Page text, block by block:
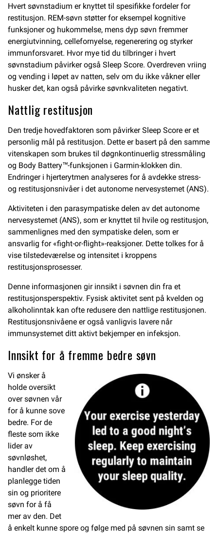
Hvert søvnstadium er knyttet til spesifikke fordeler for
restitusjon. REM-søvn støtter for eksempel kognitive
funksjoner og hukommelse, mens dyp søvn fremmer
energiutvinning, cellefornyelse, regenerering og styrker
immunforsvaret. Hvor mye tid du tilbringer i hvert
søvnstadium påvirker også Sleep Score. Overdreven vriing
og vending i løpet av natten, selv om du ikke våkner eller
husker det, kan også påvirke søvnkvaliteten negativt.
Nattlig restitusjon
Den tredje hovedfaktoren som påvirker Sleep Score er et
personlig mål på restitusjon. Dette er basert på den samme
vitenskapen som brukes til døgnkontinuerlig stressmåling
og Body Battery™-funksjonen i Garmin-klokken din.
Endringer i hjerterytmen analyseres for å avdekke stress-
og restitusjonsnivåer i det autonome nervesystemet (ANS).
Aktiviteten i den parasympatiske delen av det autonome
nervesystemet (ANS), som er knyttet til hvile og restitusjon,
sammenlignes med den sympatiske delen, som er
ansvarlig for «fight-or-flight»-reaksjoner. Dette tolkes for å
vise tilstedeværelse og intensitet i kroppens
restitusjonsprosesser.
Denne informasjonen gir innsikt i søvnen din fra et
restitusjonsperspektiv. Fysisk aktivitet sent på kvelden og
alkoholinntak kan ofte redusere den nattlige restitusjonen.
Restitusjonsnivåene er også vanligvis lavere når
immunsystemet ditt aktivt bekjemper en infeksjon.
Innsikt for å fremme bedre søvn
Vi ønsker å
holde oversikt
over søvnen vår
for å kunne sove
bedre. For de
fleste som ikke
lider av
søvnløshet,
handler det om å
planlegge tiden
sin og prioritere
søvn for å få
mer av den. Det
å enkelt kunne spore og følge med på søvnen sin samt se